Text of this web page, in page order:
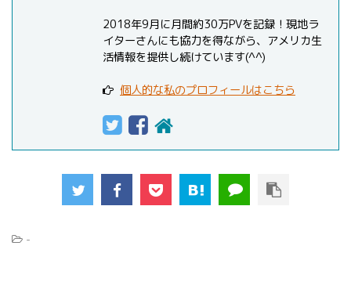
2018年9月に月間約30万PVを記録！現地ラ
イターさんにも協力を得ながら、アメリカ生
活情報を提供し続けています(^^)
個人的な私のプロフィールはこちら
-